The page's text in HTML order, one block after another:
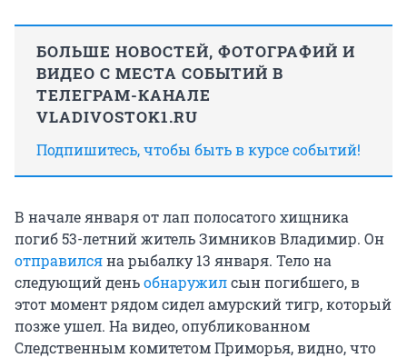
БОЛЬШЕ НОВОСТЕЙ, ФОТОГРАФИЙ И
ВИДЕО С МЕСТА СОБЫТИЙ В
ТЕЛЕГРАМ-КАНАЛЕ
VLADIVOSTOK1.RU
Подпишитесь, чтобы быть в курсе событий!
В начале января от лап полосатого хищника
погиб 53-летний житель Зимников Владимир. Он
отправилсяна рыбалку 13 января. Тело на
следующий деньобнаружилсын погибшего, в
этот момент рядом сидел амурский тигр, который
позже ушел. На видео, опубликованном
Следственным комитетом Приморья, видно, что